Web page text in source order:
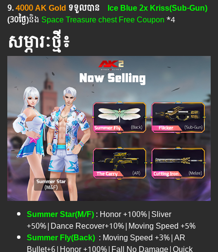
9.4000 AK Gold ទទួលបាន Ice Blue 2x Kriss(Sub-Gun)
(30ថ្ងៃ)និង Space Treasure chest Free Coupon*4
សម្ភារៈថ្មី៖
Summer Star(M/F): Honor +100%|Sliver
+50%|Dance Recover+10%|Moving Speed +5%
Summer Fly(Back) : Moving Speed +3%|AR